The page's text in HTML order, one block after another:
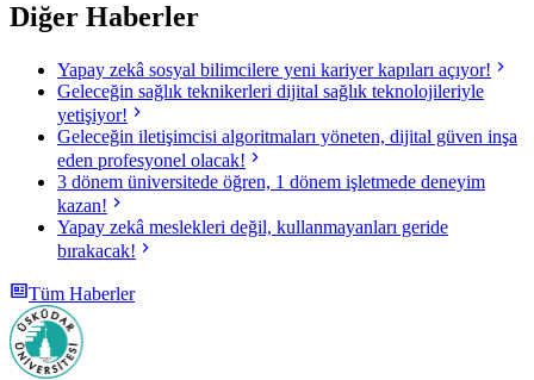
Diğer Haberler
Yapay zekâ sosyal bilimcilere yeni kariyer kapıları açıyor!
Geleceğin sağlık teknikerleri dijital sağlık teknolojileriyle
yetişiyor!
Geleceğin iletişimcisi algoritmaları yöneten, dijital güven inşa
eden profesyonel olacak!
3 dönem üniversitede öğren, 1 dönem işletmede deneyim
kazan!
Yapay zekâ meslekleri değil, kullanmayanları geride
bırakacak!
Tüm Haberler